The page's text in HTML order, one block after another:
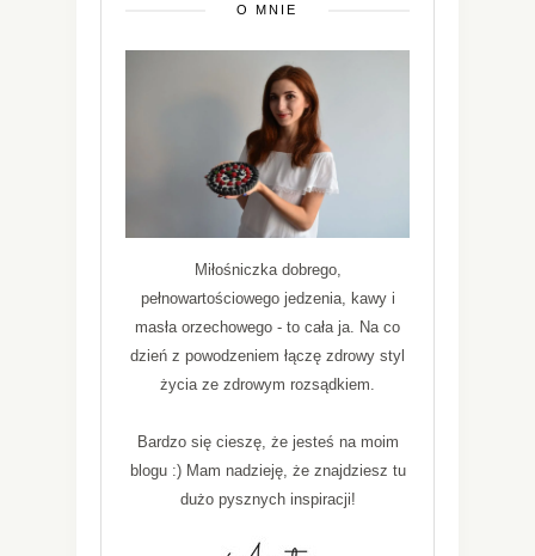
O MNIE
Miłośniczka dobrego,
pełnowartościowego jedzenia, kawy i
masła orzechowego - to cała ja. Na co
dzień z powodzeniem łączę zdrowy styl
życia ze zdrowym rozsądkiem.
Bardzo się cieszę, że jesteś na moim
blogu :) Mam nadzieję, że znajdziesz tu
dużo pysznych inspiracji!